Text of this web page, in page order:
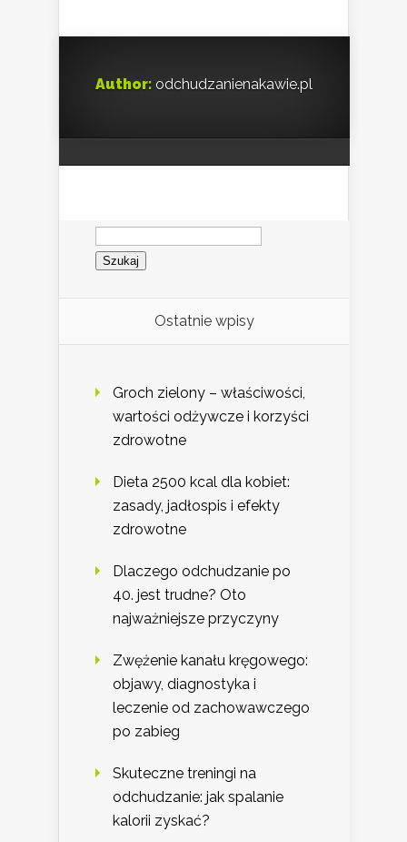
Author: odchudzanienakawie.pl
Szukaj:
Ostatnie wpisy
Groch zielony – właściwości,
wartości odżywcze i korzyści
zdrowotne
Dieta 2500 kcal dla kobiet:
zasady, jadłospis i efekty
zdrowotne
Dlaczego odchudzanie po
40. jest trudne? Oto
najważniejsze przyczyny
Zwężenie kanału kręgowego:
objawy, diagnostyka i
leczenie od zachowawczego
po zabieg
Skuteczne treningi na
odchudzanie: jak spalanie
kalorii zyskać?